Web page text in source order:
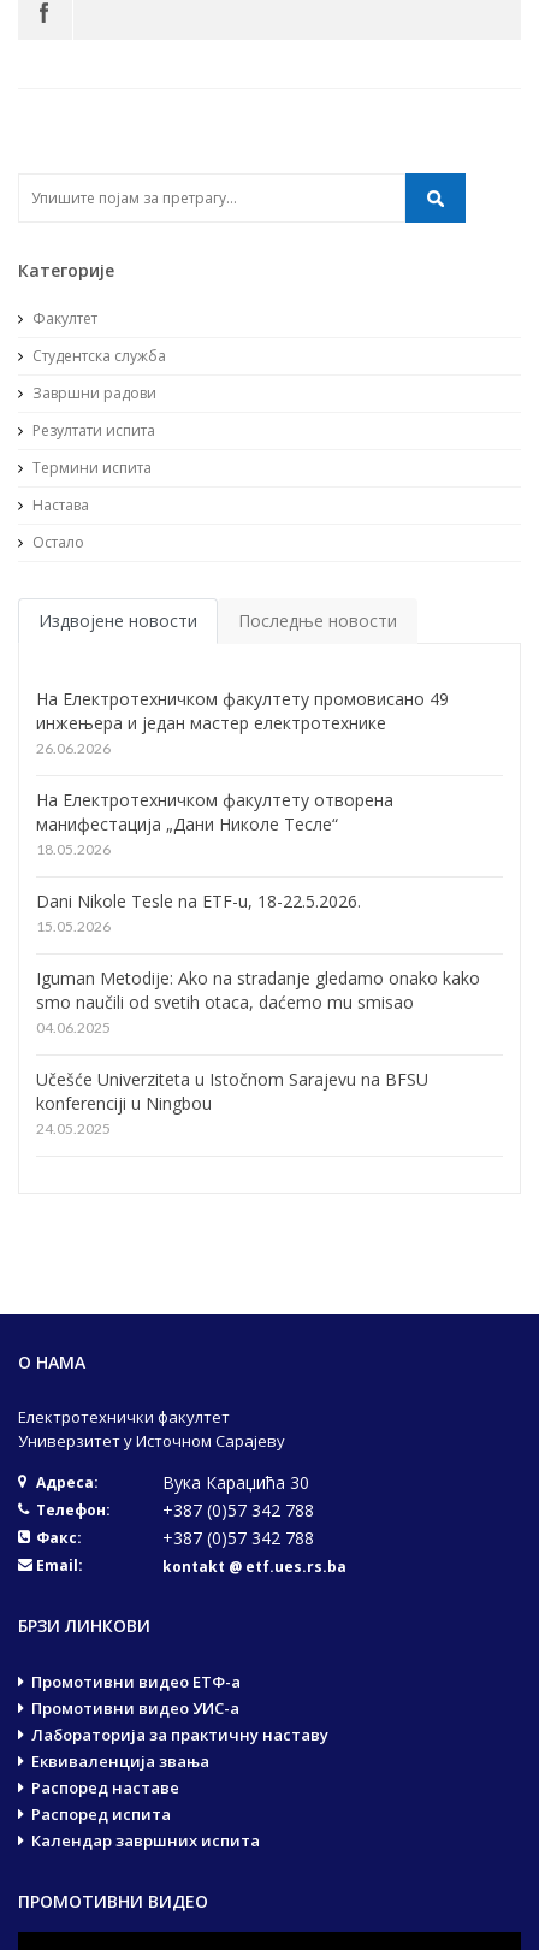
Категорије
Факултет
Студентска служба
Завршни радови
Резултати испита
Термини испита
Настава
Остало
Издвојене новости Последње новости
На Електротехничком факултету промовисано 49
инжењера и један мастер електротехнике
26.06.2026
На Електротехничком факултету отворена
манифестација „Дани Николе Тесле“
18.05.2026
Dani Nikole Tesle na ETF-u, 18-22.5.2026.
15.05.2026
Iguman Metodije: Ako na stradanje gledamo onako kako
smo naučili od svetih otaca, daćemo mu smisao
04.06.2025
Učešće Univerziteta u Istočnom Sarajevu na BFSU
konferenciji u Ningbou
24.05.2025
О НАМА
Електротехнички факултет
Универзитет у Источном Сарајеву
Адреса: Вука Караџића 30
Телефон: +387 (0)57 342 788
Факс: +387 (0)57 342 788
Email: kontakt @ etf.ues.rs.ba
БРЗИ ЛИНКОВИ
Промотивни видео ЕТФ-а
Промотивни видео УИС-а
Лабораторија за практичну наставу
Еквиваленција звања
Распоред наставе
Распоред испита
Календар завршних испита
ПРОМОТИВНИ ВИДЕО